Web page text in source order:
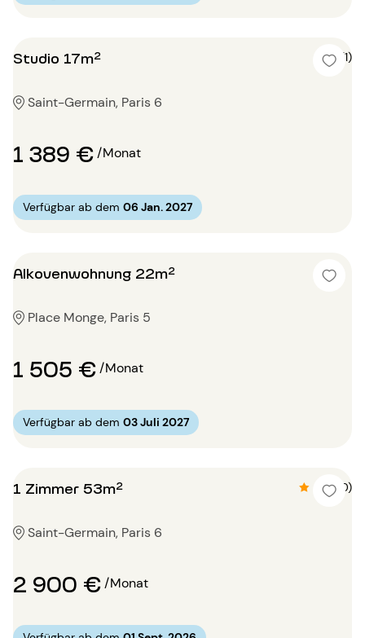
Studio 17m² 4 (1)
Saint-Germain, Paris 6
1 389 €/Monat
Verfügbar ab dem 06 Jan. 2027
Alkovenwohnung 22m²
Place Monge, Paris 5
1 505 €/Monat
Verfügbar ab dem 03 Juli 2027
1 Zimmer 53m² 4.8 (10)
Saint-Germain, Paris 6
2 900 €/Monat